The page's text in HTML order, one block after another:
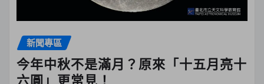
新聞專區
今年中秋不是滿月？原來「十五月亮十
六圓」更常見！